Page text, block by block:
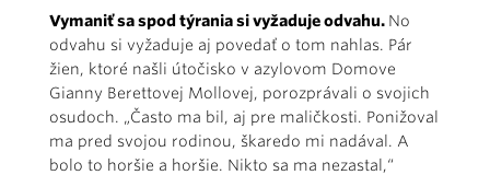
Vymaniť sa spod týrania si vyžaduje odvahu. No
odvahu si vyžaduje aj povedať o tom nahlas. Pár
žien, ktoré našli útočisko v azylovom Domove
Gianny Berettovej Mollovej, porozprávali o svojich
osudoch. „Často ma bil, aj pre maličkosti. Ponižoval
ma pred svojou rodinou, škaredo mi nadával. A
bolo to horšie a horšie. Nikto sa ma nezastal,“